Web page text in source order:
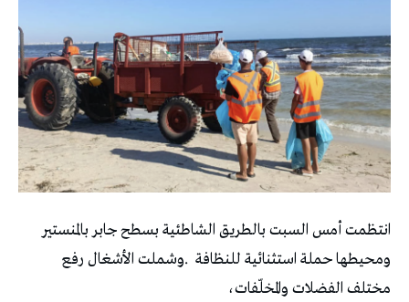
انتظمت أمس السبت بالطريق الشاطئية بسطح جابر بالمنستير
ومحيطها حملة استثنائية للنظافة .وشملت الأشغال رفع
مختلف الفضلات والمخلّفات،